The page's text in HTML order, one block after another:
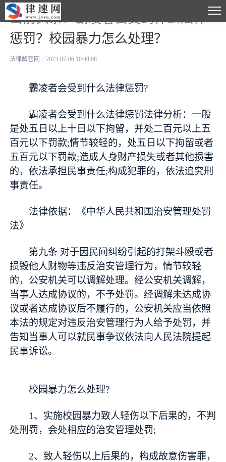
当前头条：霸凌者会受到什么法律
惩罚？校园暴力怎么处理？
法律解答网 2023-07-06 10:48:08
霸凌者会受到什么法律惩罚?
霸凌者会受到什么法律惩罚法律分析：一般
是处五日以上十日以下拘留，并处二百元以上五
百元以下罚款;情节较轻的，处五日以下拘留或者
五百元以下罚款;造成人身财产损失或者其他损害
的，依法承担民事责任;构成犯罪的，依法追究刑
事责任。
法律依据：《中华人民共和国治安管理处罚
法》
第九条 对于因民间纠纷引起的打架斗殴或者
损毁他人财物等违反治安管理行为，情节较轻
的，公安机关可以调解处理。经公安机关调解，
当事人达成协议的，不予处罚。经调解未达成协
议或者达成协议后不履行的，公安机关应当依照
本法的规定对违反治安管理行为人给予处罚，并
告知当事人可以就民事争议依法向人民法院提起
民事诉讼。
校园暴力怎么处理?
1、实施校园暴力致人轻伤以下后果的，不判
处刑罚，会处相应的治安管理处罚;
2、致人轻伤以上后果的，构成故意伤害罪，